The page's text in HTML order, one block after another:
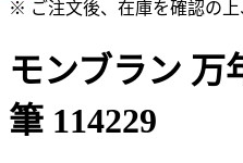
※ ご注文後、在庫を確認の上
モンブラン 万
筆 114229